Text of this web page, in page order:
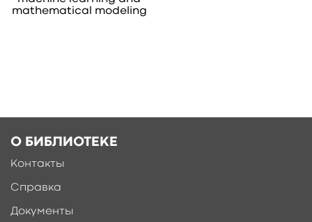
mathematical modeling
О БИБЛИОТЕКЕ
Контакты
Справка
Документы